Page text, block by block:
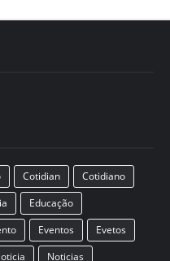
Cotidian
Cotidiano
Educação
Eventos
Evetos
Noticias